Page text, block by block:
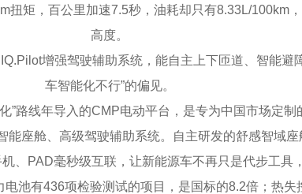
扭矩，百公里加速7.5秒，油耗却只有8.33L/100km
高度。
增强驾驶辅助系统，能自主上下匝道、智能避
车智能化不行”的偏见。
线年导入的CMP电动平台，是专为中国市场定制
座舱、高级驾驶辅助系统。自主研发的舒感智域
、PAD毫秒级互联，让新能源车不再只是代步工具
池有436项检验测试的项目，是国标的8.2倍；热失